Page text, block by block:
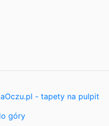
- tapety na pulpit
góry